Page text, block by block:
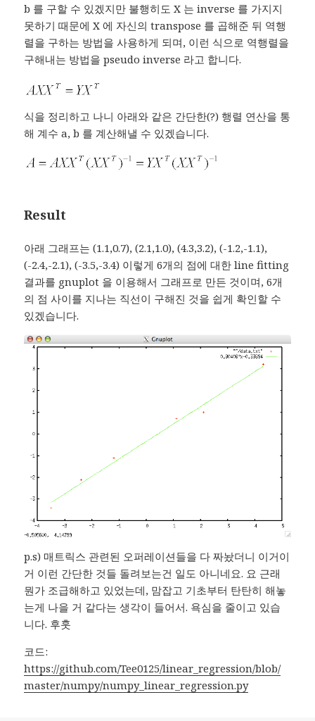
b 를 구할 수 있겠지만 불행히도 X 는 inverse 를 가지지
못하기 때문에 X 에 자신의 transpose 를 곱해준 뒤 역행
렬을 구하는 방법을 사용하게 되며, 이런 식으로 역행렬을
구해내는 방법을 pseudo inverse 라고 합니다.
식을 정리하고 나니 아래와 같은 간단한(?) 행렬 연산을 통
해 계수 a, b 를 계산해낼 수 있겠습니다.
Result
아래 그래프는 (1.1,0.7), (2.1,1.0), (4.3,3.2), (-1.2,-1.1),
(-2.4,-2.1), (-3.5,-3.4) 이렇게 6개의 점에 대한 line fitting
결과를 gnuplot 을 이용해서 그래프로 만든 것이며, 6개
의 점 사이를 지나는 직선이 구해진 것을 쉽게 확인할 수
있겠습니다.
p.s) 매트릭스 관련된 오퍼레이션들을 다 짜놨더니 이거이
거 이런 간단한 것들 돌려보는건 일도 아니네요. 요 근래
뭔가 조급해하고 있었는데, 맘잡고 기초부터 탄탄히 해놓
는게 나을 거 같다는 생각이 들어서. 욕심을 줄이고 있습
니다. 후훗
코드:
https://github.com/Tee0125/linear_regression/blob/
master/numpy/numpy_linear_regression.py